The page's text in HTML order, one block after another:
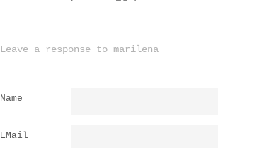
Leave a response to marilena
Name
EMail